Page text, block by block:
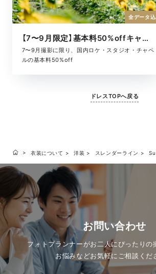
【7〜9月限定】基本料50%offキャンペーン
7〜9月撮影に限り、国内ロケ・スタジオ・チャペ
ルの基本料50%off
全データ
ドレスTOPへ戻る
衣装について 洋装 スレンダーライン
お問い合わせ
フォトプランナーがお二人にぴったりの
お悩みなどお気軽にご相談くだ